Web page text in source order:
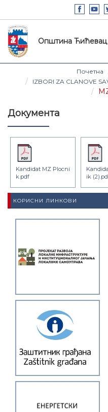
Општина Ћићевац
Почетна
IZBORI ZA CLANOVE
Документа
Kandidat MZ Plocni
k.pdf
ik
КОРИСНИ ЛИНКОВИ